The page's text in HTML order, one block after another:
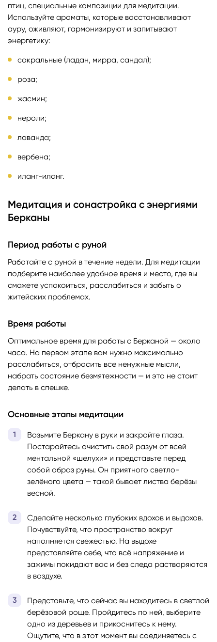
птиц, специальные композиции для медитации.
Используйте ароматы, которые восстанавливают
ауру, оживляют, гармонизируют и запитывают
энергетику:
сакральные (ладан, мирра, сандал);
роза;
жасмин;
нероли;
лаванда;
вербена;
иланг-иланг.
Медитация и сонастройка с энергиями
Берканы
Период работы с руной
Работайте с руной в течение недели. Для медитации
подберите наиболее удобное время и место, где вы
сможете успокоиться, расслабиться и забыть о
житейских проблемах.
Время работы
Оптимальное время для работы с Берканой — около
часа. На первом этапе вам нужно максимально
расслабиться, отбросить все ненужные мысли,
набрать состояние безмятежности — и это не стоит
делать в спешке.
Основные этапы медитации
Возьмите Беркану в руки и закройте глаза.
Постарайтесь очистить свой разум от всей
ментальной «шелухи» и представьте перед
собой образ руны. Он приятного светло-
зелёного цвета — такой бывает листва берёзы
весной.
Сделайте несколько глубоких вдохов и выдохов.
Почувствуйте, что пространство вокруг
наполняется свежестью. На выдохе
представляйте себе, что всё напряжение и
зажимы покидают вас и без следа растворяются
в воздухе.
Представьте, что сейчас вы находитесь в светлой
берёзовой роще. Пройдитесь по ней, выберите
одно из деревьев и прикоснитесь к нему.
Ощутите, что в этот момент вы соединяетесь с